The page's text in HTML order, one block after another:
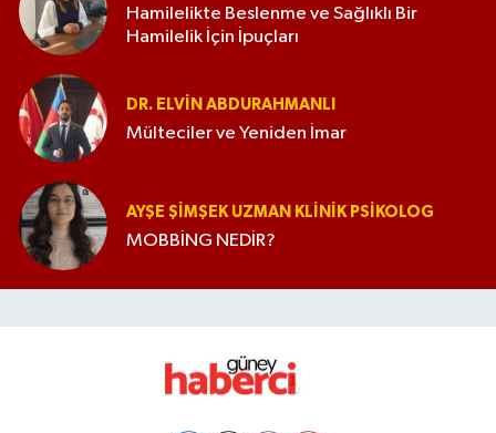
Hamilelikte Beslenme ve Sağlıklı Bir
Hamilelik İçin İpuçları
DR. ELVIN ABDURAHMANLI
Mülteciler ve Yeniden İmar
AYŞE ŞIMŞEK UZMAN KLINIK PSIKOLOG
MOBBİNG NEDİR?